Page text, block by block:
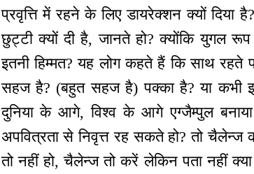
प्रवृत्ति में रहने के लिए डायरेक्शन क्यों दिया
छुट्टी क्यों दी है, जानते हो? क्योंकि युगल
इतनी हिम्मत? यह लोग कहते हैं कि साथ
सहज है? (बहुत सहज है) पक्का है? या कभी
दुनिया के आगे, विश्व के आगे एग्जैम्पुल
अपवित्रता से निवृत्त रह सकते हो? तो चैलेन्ज
तो नहीं हो, चैलेन्ज तो करें लेकिन पता नहीं